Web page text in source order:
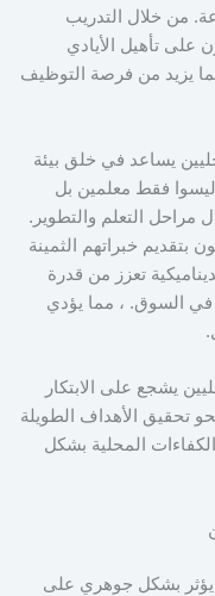
من خلال التدريب
على تأهيل الأيادي
يزيد من فرصة التوظيف
يساعد في خلق بيئة
ليسوا فقط معلمين بل
مراحل التعلم والتطوير.
بتقديم خبراتهم الثمينة
تعزز من قدرة
في السوق. ، مما يؤدي
يشجع على الابتكار
تحقيق الأهداف الطويلة
المحلية بشكل
يؤثر بشكل جوهري على